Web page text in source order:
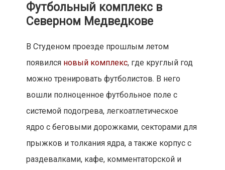
Футбольный комплекс в
Северном Медведкове
В Студеном проезде прошлым летом
появился новый комплекс, где круглый год
можно тренировать футболистов. В него
вошли полноценное футбольное поле с
системой подогрева, легкоатлетическое
ядро с беговыми дорожками, секторами для
прыжков и толкания ядра, а также корпус с
раздевалками, кафе, комментаторской и